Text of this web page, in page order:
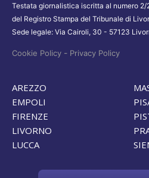
Testata giornalistica iscritta al numero 2/
del Registro Stampa del Tribunale di
Sede legale: Via Cairoli, 30 - 57123
Cookie Policy - Privacy Policy
AREZZO
EMPOLI
FIRENZE
LIVORNO
LUCCA